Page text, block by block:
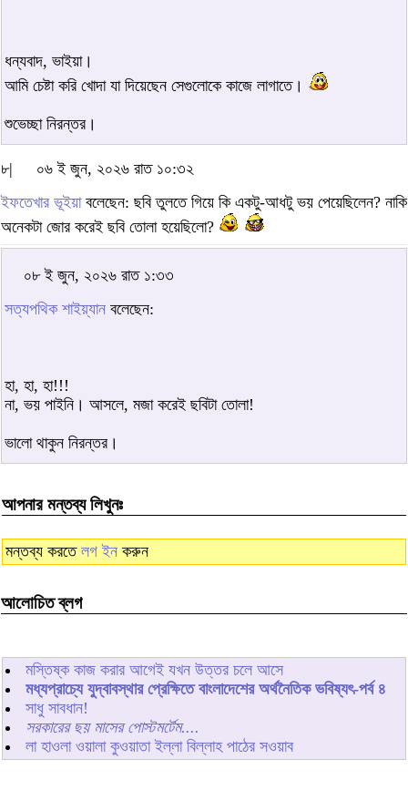
ধন্যবাদ, ভাইয়া।
আমি চেষ্টা করি খোদা যা দিয়েছেন সেগুলোকে কাজে লাগাতে।
শুভেচ্ছা নিরন্তর।
৮|
০৬ ই জুন, ২০২৬ রাত ১০:৩২
ইফতেখার ভূইয়াবলেছেন: ছবি তুলতে গিয়ে কি একটু-আধটু ভয় পেয়েছিলেন? নাকি
অনেকটা জোর করেই ছবি তোলা হয়েছিলো?
০৮ ই জুন, ২০২৬ রাত ১:৩৩
সত্যপথিক শাইয়্যান বলেছেন:
হা, হা, হা!!!
না, ভয় পাইনি। আসলে, মজা করেই ছবিটা তোলা!
ভালো থাকুন নিরন্তর।
আপনার মন্তব্য লিখুনঃ
মন্তব্য করতে লগ ইন করুন
আলোচিত ব্লগ
মস্তিষ্ক কাজ করার আগেই যখন উত্তর চলে আসে
মধ্যপ্রাচ্যে যুদ্বাবস্থার প্রেক্ষিতে বাংলাদেশের অর্থনৈতিক ভবিষ্যৎ-পর্ব ৪
সাধু সাবধান!
সরকারের ছয় মাসের পোস্টমর্টেম....
লা হাওলা ওয়ালা কুওয়াতা ইল্লা বিল্লাহ পাঠের সওয়াব